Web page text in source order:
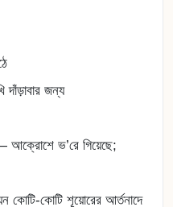
দাঁড়াবার জন্য
ভ’রে গিয়েছে;
কোটি-কোটি শূয়োরের আর্তনাদে